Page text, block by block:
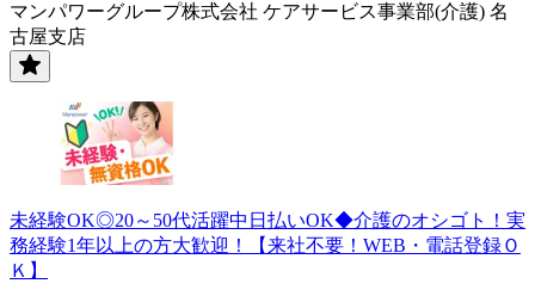
マンパワーグループ株式会社 ケアサービス事業部(介護) 名
古屋支店
未経験OK◎20～50代活躍中日払いOK◆介護のオシゴト！実
務経験1年以上の方大歓迎！【来社不要！WEB・電話登録Ｏ
Ｋ】